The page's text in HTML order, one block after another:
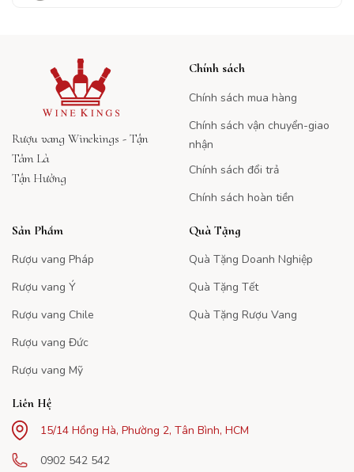
Rượu vang Winekings - Tận
Tâm Là
Tận Hưởng
Chính sách
Chính sách mua hàng
Chính sách vận chuyển-giao
nhận
Chính sách đổi trả
Chính sách hoàn tiền
Sản Phẩm
Rượu vang Pháp
Rượu vang Ý
Rượu vang Chile
Rượu vang Đức
Rượu vang Mỹ
Quà Tặng
Quà Tặng Doanh Nghiệp
Quà Tặng Tết
Quà Tặng Rượu Vang
Liên Hệ
15/14 Hồng Hà, Phường 2, Tân Bình, HCM
0902 542 542